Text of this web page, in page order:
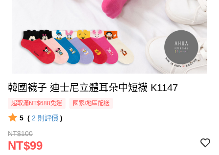
韓國襪子 迪士尼立體耳朵中短襪 K1147
超取滿NT$688免運 國家/地區配送
5 ( 2 則評價 )
NT$100
NT$99